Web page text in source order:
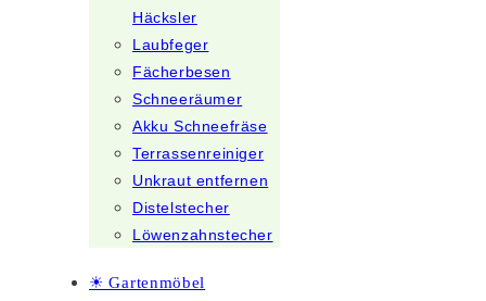
Häcksler
Laubfeger
Fächerbesen
Schneeräumer
Akku Schneefräse
Terrassenreiniger
Unkraut entfernen
Distelstecher
Löwenzahnstecher
☀ Gartenmöbel